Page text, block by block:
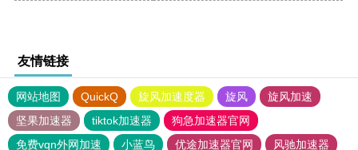
友情链接
网站地图 QuickQ 旋风加速度器 旋风
旋风加速
坚果加速器
tiktok加速器
狗急加速器官网
免费vqn外网加速
小蓝鸟 优途加速器官网
风驰加速器